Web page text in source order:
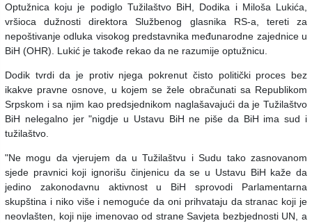
Optužnica koju je podiglo Tužilaštvo BiH, Dodika i Miloša Lukića,
vršioca dužnosti direktora Službenog glasnika RS-a, tereti za
nepoštivanje odluka visokog predstavnika međunarodne zajednice u
BiH (OHR). Lukić je takođe rekao da ne razumije optužnicu.
Dodik tvrdi da je protiv njega pokrenut čisto politički proces bez
ikakve pravne osnove, u kojem se žele obračunati sa Republikom
Srpskom i sa njim kao predsjednikom naglašavajući da je Tužilaštvo
BiH nelegalno jer "nigdje u Ustavu BiH ne piše da BiH ima sud i
tužilaštvo.
"Ne mogu da vjerujem da u Tužilaštvu i Sudu tako zasnovanom
sjede pravnici koji ignorišu činjenicu da se u Ustavu BiH kaže da
jedino zakonodavnu aktivnost u BiH sprovodi Parlamentarna
skupština i niko više i nemoguće da oni prihvataju da stranac koji je
neovlašten, koji nije imenovao od strane Savjeta bezbjednosti UN, a